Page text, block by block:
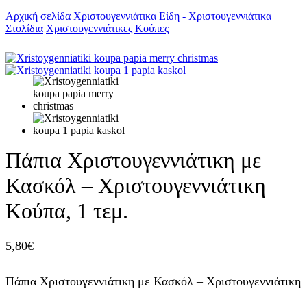
Αρχική σελίδα Χριστουγεννιάτικα Είδη - Χριστουγεννιάτικα
Στολίδια Χριστουγεννιάτικες Κούπες
Πάπια Χριστουγεννιάτικη με
Κασκόλ – Χριστουγεννιάτικη
Κούπα, 1 τεμ.
5,80€
Πάπια Χριστουγεννιάτικη με Κασκόλ – Χριστουγεννιάτικη